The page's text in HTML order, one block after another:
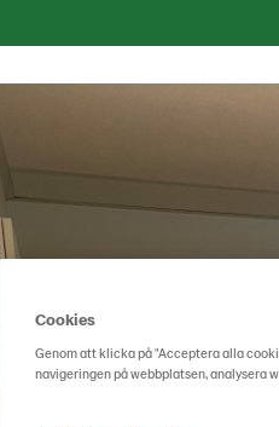
Cookies
Genom att klicka på "Acceptera alla
navigeringen på webbplatsen, analysera